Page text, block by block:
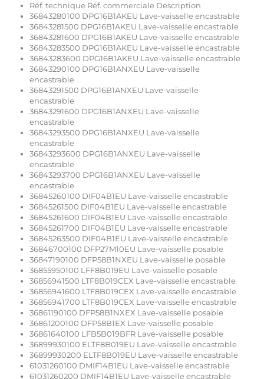
Réf. technique Réf. commerciale Description
36843280100 DPG16B1AKEU Lave-vaisselle encastrable
36843281500 DPG16B1AKEU Lave-vaisselle encastrable
36843281600 DPG16B1AKEU Lave-vaisselle encastrable
36843283500 DPG16B1AKEU Lave-vaisselle encastrable
36843283600 DPG16B1AKEU Lave-vaisselle encastrable
36843290100 DPG16B1ANXEU Lave-vaisselle
encastrable
36843291500 DPG16B1ANXEU Lave-vaisselle
encastrable
36843291600 DPG16B1ANXEU Lave-vaisselle
encastrable
36843293500 DPG16B1ANXEU Lave-vaisselle
encastrable
36843293600 DPG16B1ANXEU Lave-vaisselle
encastrable
36843293700 DPG16B1ANXEU Lave-vaisselle
encastrable
36845260100 DIF04B1EU Lave-vaisselle encastrable
36845261500 DIF04B1EU Lave-vaisselle encastrable
36845261600 DIF04B1EU Lave-vaisselle encastrable
36845261700 DIF04B1EU Lave-vaisselle encastrable
36845263500 DIF04B1EU Lave-vaisselle encastrable
36846700100 DFP27M10EU Lave-vaisselle posable
36847190100 DFP58B1NXEU Lave-vaisselle posable
36855950100 LFF8B019EU Lave-vaisselle posable
36856941500 LTF8B019CEX Lave-vaisselle encastrable
36856941600 LTF8B019CEX Lave-vaisselle encastrable
36856941700 LTF8B019CEX Lave-vaisselle encastrable
36861190100 DFP58B1NXEX Lave-vaisselle posable
36861200100 DFP58B1EX Lave-vaisselle posable
36861640100 LFB5B019BFR Lave-vaisselle posable
36899930100 ELTF8B019EU Lave-vaisselle encastrable
36899930200 ELTF8B019EU Lave-vaisselle encastrable
61031260100 DMIF14B1EU Lave-vaisselle encastrable
61031260200 DMIF14B1EU Lave-vaisselle encastrable